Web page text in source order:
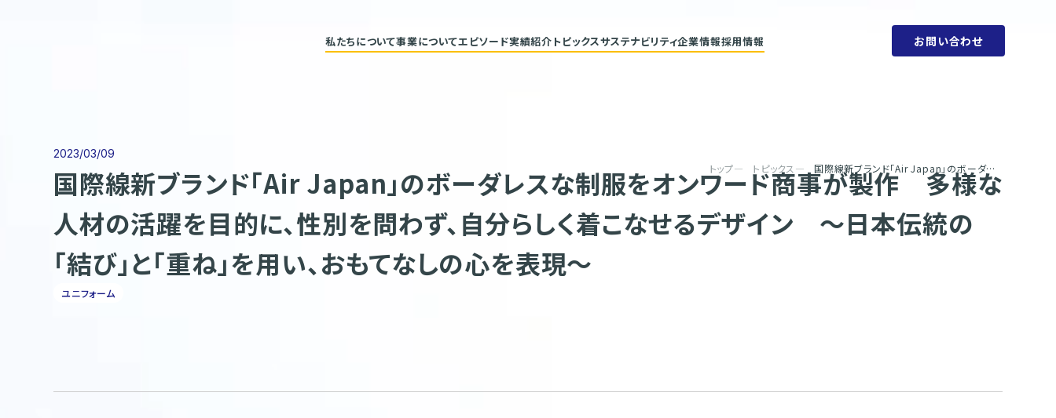
私たちについて事業についてエピソード実績紹介 トピックスサステナビリティ企業情報採用情報 お問い合わせ
トップ トピックス 国際線新ブランド「Air Japan」のボーダレスな制服をオンワード商事が製作 多様な人材の活躍を目的に、性別を問わず、自分らしく着こなせるデザイン 〜日本伝統の「結び」と「重ね」を用い、おもてなしの心を表現〜
2023/03/09
国際線新ブランド「Air Japan」のボーダレスな制服をオンワード商事が製作 多様な
人材の活躍を目的に、性別を問わず、自分らしく着こなせるデザイン 〜日本伝統の
「結び」と「重ね」を用い、おもてなしの心を表現〜
ユニフォーム